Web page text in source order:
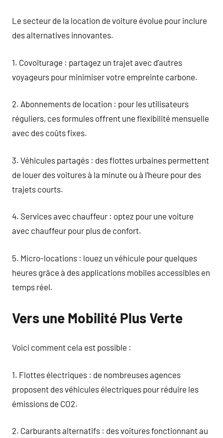
Le secteur de la location de voiture évolue pour inclure
des alternatives innovantes.
1. Covoiturage : partagez un trajet avec d’autres
voyageurs pour minimiser votre empreinte carbone.
2. Abonnements de location : pour les utilisateurs
réguliers, ces formules offrent une flexibilité mensuelle
avec des coûts fixes.
3. Véhicules partagés : des flottes urbaines permettent
de louer des voitures à la minute ou à l’heure pour des
trajets courts.
4. Services avec chauffeur : optez pour une voiture
avec chauffeur pour plus de confort.
5. Micro-locations : louez un véhicule pour quelques
heures grâce à des applications mobiles accessibles en
temps réel.
Vers une Mobilité Plus Verte
Voici comment cela est possible :
1. Flottes électriques : de nombreuses agences
proposent des véhicules électriques pour réduire les
émissions de CO2.
2. Carburants alternatifs : des voitures fonctionnant au